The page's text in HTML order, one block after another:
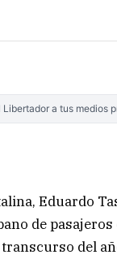
Libertador a tus medios
Eduardo
de
del